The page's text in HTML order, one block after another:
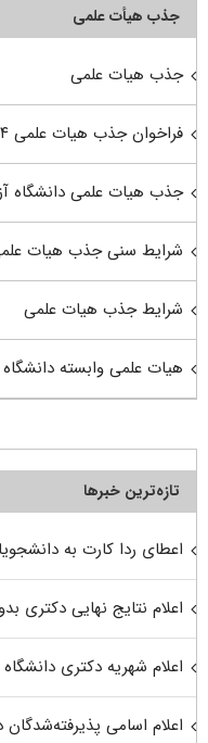
جذب هیأت علمی
جذب هیات علمی
فراخوان جذب هیات علمی ۱۴۰۴
جذب هیات علمی دانشگاه
شرایط سنی جذب هیات
شرایط جذب هیات علمی
هیات علمی وابسته دانشگاه
تازه‌ترین خبرها
اعطای ردا کارت به دانشجویان
اعلام نتایج نهایی دکتری
اعلام شهریه دکتری دانشگاه آزاد
اعلام اسامی